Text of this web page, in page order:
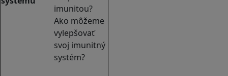
imunitou?
Ako môžeme
vylepšovať
svoj imunitný
systém?